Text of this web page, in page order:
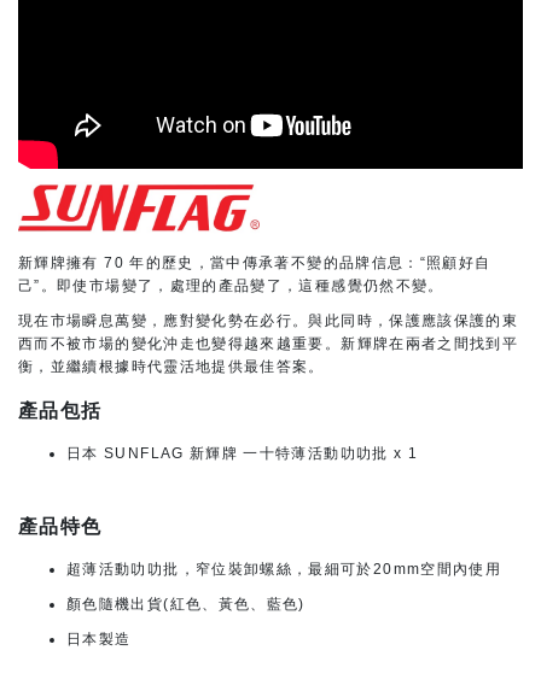
新輝牌擁有 70 年的歷史，當中傳承著不變的品牌信息：“照顧好自
己”。即使市場變了，處理的產品變了，這種感覺仍然不變。
現在市場瞬息萬變，應對變化勢在必行。與此同時，保護應該保護的東
西而不被市場的變化沖走也變得越來越重要。新輝牌在兩者之間找到平
衡，並繼續根據時代靈活地提供最佳答案。
產品包括
日本 SUNFLAG 新輝牌 一十特薄活動叻叻批 x 1
產品特色
超薄活動叻叻批，窄位裝卸螺絲，最細可於20mm空間內使用
顏色隨機出貨(紅色、黃色、藍色)
日本製造